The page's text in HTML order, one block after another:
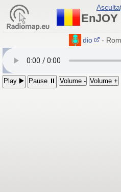
EnJOY Radio -
Play ▶️ Pause ⏸ Volume - Volume +